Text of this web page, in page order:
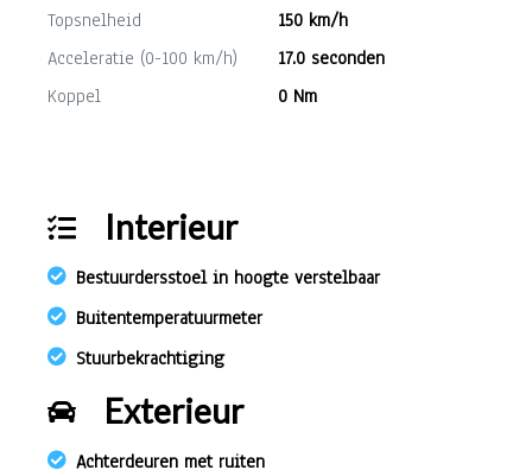
Topsnelheid
150 km/h
Acceleratie (0-100 km/h)
17.0 seconden
Koppel
0 Nm
Interieur
Bestuurdersstoel in hoogte verstelbaar
Buitentemperatuurmeter
Stuurbekrachtiging
Exterieur
Achterdeuren met ruiten